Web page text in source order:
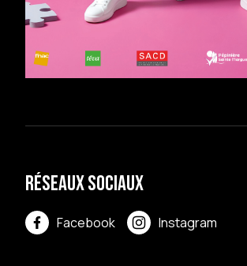
Réseaux sociaux
Facebook Instagram